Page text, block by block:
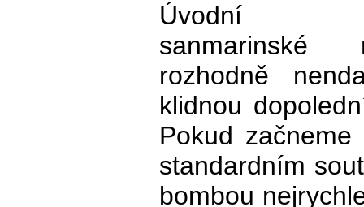
Úvodní
rozhodně
klidnou
Pokud
standardním
bombou